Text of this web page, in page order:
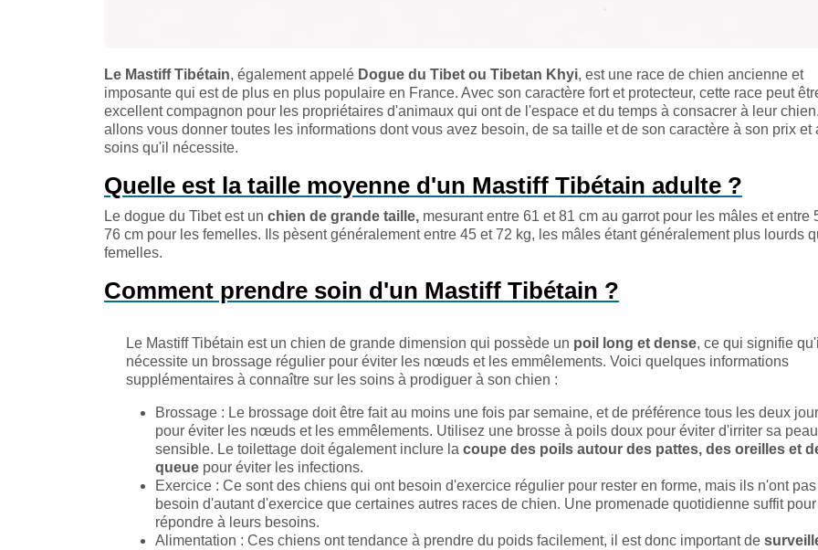
Le Mastiff Tibétain, également appelé Dogue du Tibet ou Tibetan Khyi, est une race de chien ancienne et
imposante qui est de plus en plus populaire en France. Avec son caractère fort et protecteur, cette race peut
excellent compagnon pour les propriétaires d'animaux qui ont de l'espace et du temps à consacrer à leur
allons vous donner toutes les informations dont vous avez besoin, de sa taille et de son caractère à son prix et
soins qu'il nécessite.
Quelle est la taille moyenne d'un Mastiff Tibétain adulte ?
Le dogue du Tibet est un chien de grande taille, mesurant entre 61 et 81 cm au garrot pour les mâles et entre
76 cm pour les femelles. Ils pèsent généralement entre 45 et 72 kg, les mâles étant généralement plus lourds
femelles.
Comment prendre soin d'un Mastiff Tibétain ?
Le Mastiff Tibétain est un chien de grande dimension qui possède un poil long et dense, ce qui signifie qu'il
nécessite un brossage régulier pour éviter les nœuds et les emmêlements. Voici quelques informations
supplémentaires à connaître sur les soins à prodiguer à son chien :
Brossage : Le brossage doit être fait au moins une fois par semaine, et de préférence tous les deux
pour éviter les nœuds et les emmêlements. Utilisez une brosse à poils doux pour éviter d'irriter sa peau
sensible. Le toilettage doit également inclure la coupe des poils autour des pattes, des oreilles et
queue pour éviter les infections.
Exercice : Ce sont des chiens qui ont besoin d'exercice régulier pour rester en forme, mais ils n'ont pas
besoin d'autant d'exercice que certaines autres races de chien. Une promenade quotidienne suffit pour
répondre à leurs besoins.
Alimentation : Ces chiens ont tendance à prendre du poids facilement, il est donc important de